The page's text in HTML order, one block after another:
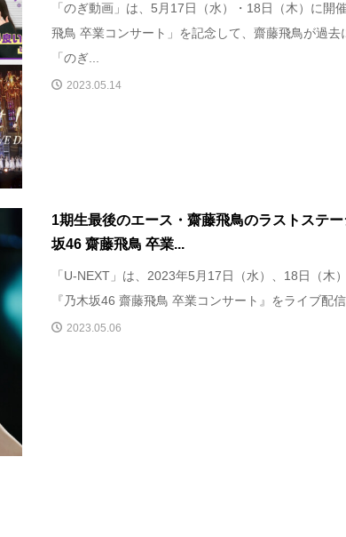
「のぎ動画」は、5月17日（水）・18日（木）に開
飛鳥 卒業コンサート」を記念して、齋藤飛鳥が過去
「のぎ...
2023.05.14
1期生最後のエース・齋藤飛鳥のラストステ
坂46 齋藤飛鳥 卒業...
「U-NEXT」は、2023年5月17日（水）、18日（木
『乃木坂46 齋藤飛鳥 卒業コンサート』をライブ配信
2023.05.06